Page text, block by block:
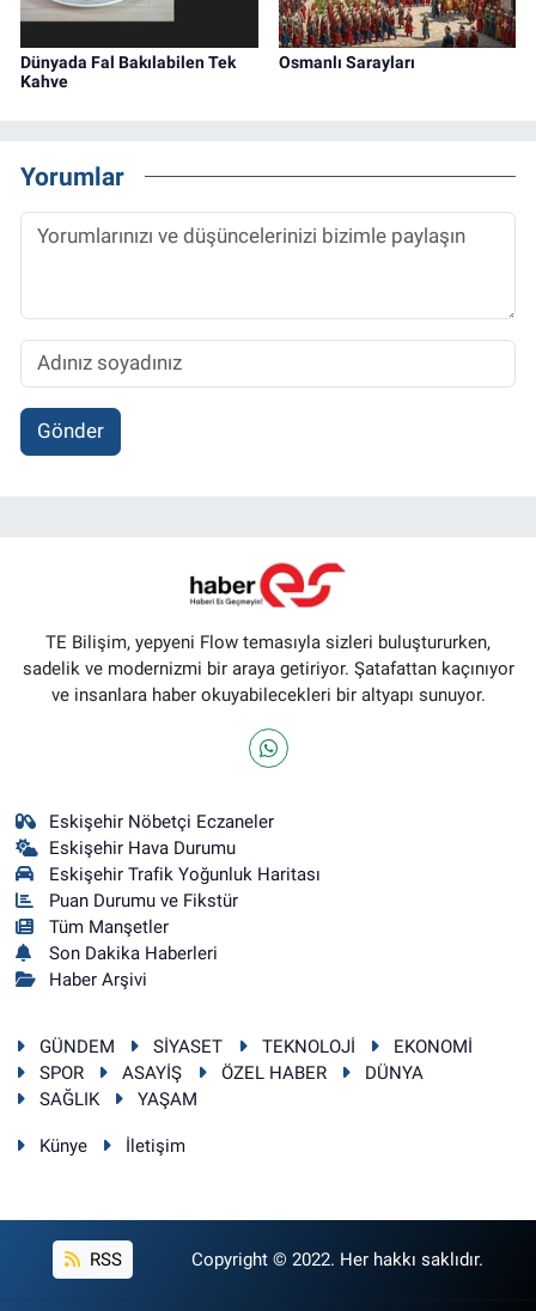
Dünyada Fal Bakılabilen Tek
Kahve
Osmanlı Sarayları
Yorumlar
Gönder
TE Bilişim, yepyeni Flow temasıyla sizleri buluştururken,
sadelik ve modernizmi bir araya getiriyor. Şatafattan kaçınıyor
ve insanlara haber okuyabilecekleri bir altyapı sunuyor.
Eskişehir Nöbetçi Eczaneler
Eskişehir Hava Durumu
Eskişehir Trafik Yoğunluk Haritası
Puan Durumu ve Fikstür
Tüm Manşetler
Son Dakika Haberleri
Haber Arşivi
GÜNDEM SİYASET TEKNOLOJİ
EKONOMİ
SPOR
ASAYİŞ ÖZEL HABER
DÜNYA
SAĞLIK
YAŞAM
Künye İletişim
RSS Copyright © 2022. Her hakkı saklıdır.